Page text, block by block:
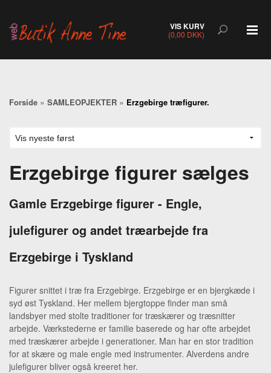
VIS KURV
(0,00 DKK)
Forside » SAMLEOPJEKTER » Erzgebirge træfigurer.
Erzgebirge figurer sælges
Gamle Erzgebirge figurer - Engle,
julefigurer og andet træarbejde fra
Erzgebirge i Tyskland
Figurer snittet i træ fra Erzgebirge. Erzgebirge er en bjergkæde i
syd øst Tyskland. Her mellem bjergtoppe finder man små
landsbyer med stolte traditioner for træskærer og træsnitter
arbejde. Værkstederne er familie baserede og har ofte arbejdet
med træskærer arbejde i generationer. Man har en stor tradition
for at skære og male engle med instrumenter. Alverdens andre
julefigurer bliver også kreeret her.